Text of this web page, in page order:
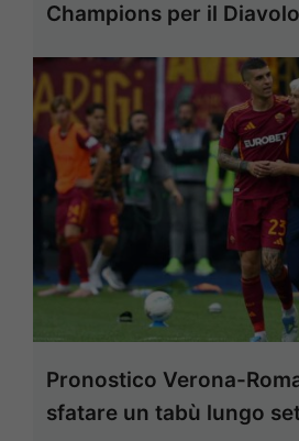
Champions per il Diavolo
Pronostico Verona-
sfatare un tabù lungo